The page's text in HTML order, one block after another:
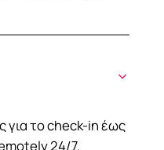
για το check-in έως
24/7.